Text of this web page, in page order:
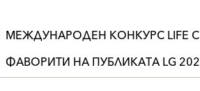
МЕЖДУНАРОДЕН КОНКУРС LIFE
ФАВОРИТИ НА ПУБЛИКАТА LG